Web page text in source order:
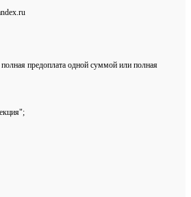
предоплата одной суммой или полная